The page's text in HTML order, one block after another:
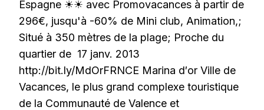
Espagne ☀☀ avec Promovacances à partir de
296€, jusqu'à -60% de Mini club, Animation,;
Situé à 350 mètres de la plage; Proche du
quartier de 17 janv. 2013
http://bit.ly/MdOrFRNCE Marina d′or Ville de
Vacances, le plus grand complexe touristique
de la Communauté de Valence et